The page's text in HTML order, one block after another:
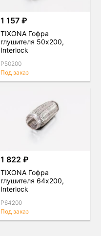
1 157 ₽
TIXONA Гофра
глушителя 50x200,
Interlock
P50200
Под заказ
1 822 ₽
TIXONA Гофра
глушителя 64x200,
Interlock
P64200
Под заказ